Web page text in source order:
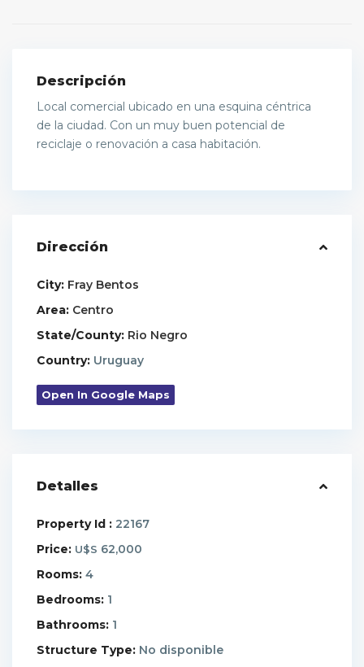
Descripción
Local comercial ubicado en una esquina céntrica
de la ciudad. Con un muy buen potencial de
reciclaje o renovación a casa habitación.
Dirección
City: Fray Bentos
Area: Centro
State/County: Rio Negro
Country: Uruguay
Open In Google Maps
Detalles
Property Id : 22167
Price: U$S 62,000
Rooms: 4
Bedrooms: 1
Bathrooms: 1
Structure Type: No disponible